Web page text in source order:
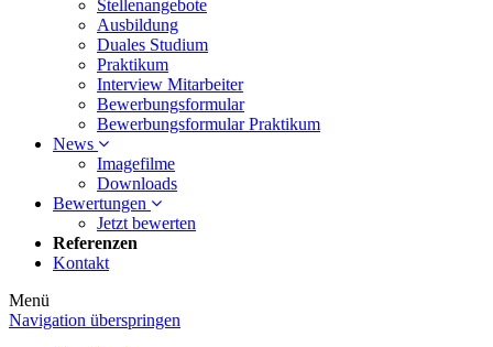
Stellenangebote
Ausbildung
Duales Studium
Praktikum
Interview Mitarbeiter
Bewerbungsformular
Bewerbungsformular Praktikum
News
Imagefilme
Downloads
Bewertungen
Jetzt bewerten
Referenzen
Kontakt
Menü
Navigation überspringen